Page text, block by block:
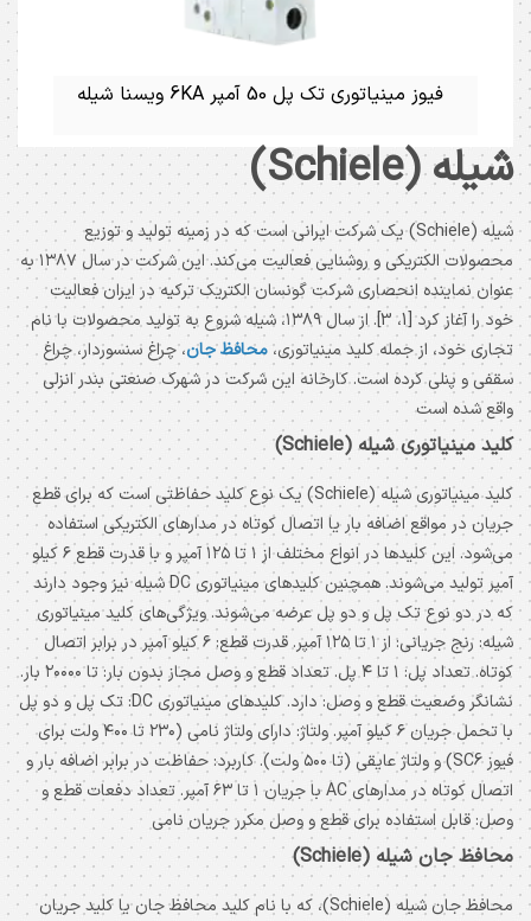
فیوز مینیاتوری تک پل 50 آمپر 6KA ویسنا شیله
شیله (Schiele)
شیله (Schiele) یک شرکت ایرانی است که در زمینه تولید و توزیع
محصولات الکتریکی و روشنایی فعالیت می‌کند. این شرکت در سال ۱۳۸۷ به
عنوان نماینده انحصاری شرکت گونسان الکتریک ترکیه در ایران فعالیت
خود را آغاز کرد [1، 3]. از سال ۱۳۸۹، شیله شروع به تولید محصولات با نام
تجاری خود، از جمله کلید مینیاتوری،محافظ جان، چراغ سنسوردار، چراغ
سقفی و پنلی کرده است. کارخانه این شرکت در شهرک صنعتی بندر انزلی
واقع شده است
کلید مینیاتوری شیله (Schiele)
کلید مینیاتوری شیله (Schiele) یک نوع کلید حفاظتی است که برای قطع
جریان در مواقع اضافه بار یا اتصال کوتاه در مدارهای الکتریکی استفاده
می‌شود. این کلیدها در انواع مختلف از ۱ تا ۱۲۵ آمپر و با قدرت قطع ۶ کیلو
آمپر تولید می‌شوند. همچنین کلیدهای مینیاتوری DC شیله نیز وجود دارند
که در دو نوع تک پل و دو پل عرضه می‌شوند. ویژگی‌های کلید مینیاتوری
شیله: رنج جریانی: از ۱ تا ۱۲۵ آمپر. قدرت قطع: ۶ کیلو آمپر در برابر اتصال
کوتاه. تعداد پل: ۱ تا ۴ پل. تعداد قطع و وصل مجاز بدون بار: تا ۲۰۰۰۰ بار.
نشانگر وضعیت قطع و وصل: دارد. کلیدهای مینیاتوری DC: تک پل و دو پل
با تحمل جریان ۶ کیلو آمپر. ولتاژ: دارای ولتاژ نامی (۲۳۰ تا ۴۰۰ ولت برای
فیوز SC6) و ولتاژ عایقی (تا ۵۰۰ ولت). کاربرد: حفاظت در برابر اضافه بار و
اتصال کوتاه در مدارهای AC با جریان ۱ تا ۶۳ آمپر. تعداد دفعات قطع و
وصل: قابل استفاده برای قطع و وصل مکرر جریان نامی
محافظ جان شیله (Schiele)
محافظ جان شیله (Schiele)، که با نام کلید محافظ جان یا کلید جریان